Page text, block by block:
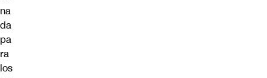
na
da
pa
ra
los